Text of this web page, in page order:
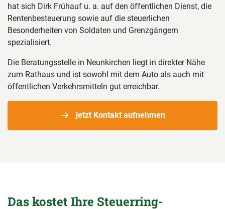
hat sich Dirk Frühauf u. a. auf den öffentlichen Dienst, die
Rentenbesteuerung sowie auf die steuerlichen
Besonderheiten von Soldaten und Grenzgängern
spezialisiert.
Die Beratungsstelle in Neunkirchen liegt in direkter Nähe
zum Rathaus und ist sowohl mit dem Auto als auch mit
öffentlichen Verkehrsmitteln gut erreichbar.
jetzt Kontakt aufnehmen
Das kostet Ihre Steuerring-